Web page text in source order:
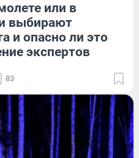
или в
выбирают
и опасно ли это
экспертов
83